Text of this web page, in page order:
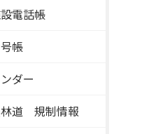
電話帳
帳
ダー
道 規制情報